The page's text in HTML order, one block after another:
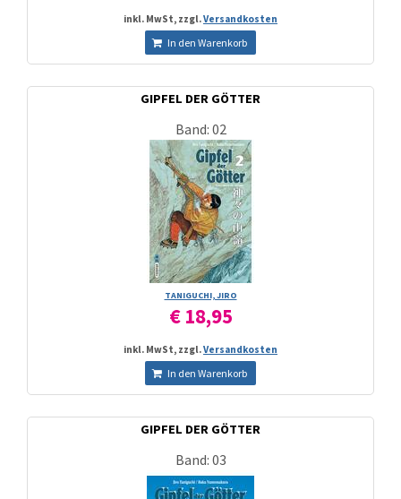
inkl. MwSt, zzgl.Versandkosten
In den Warenkorb
GIPFEL DER GÖTTER
Band: 02
TANIGUCHI, JIRO
€ 18,95
inkl. MwSt, zzgl.Versandkosten
In den Warenkorb
GIPFEL DER GÖTTER
Band: 03